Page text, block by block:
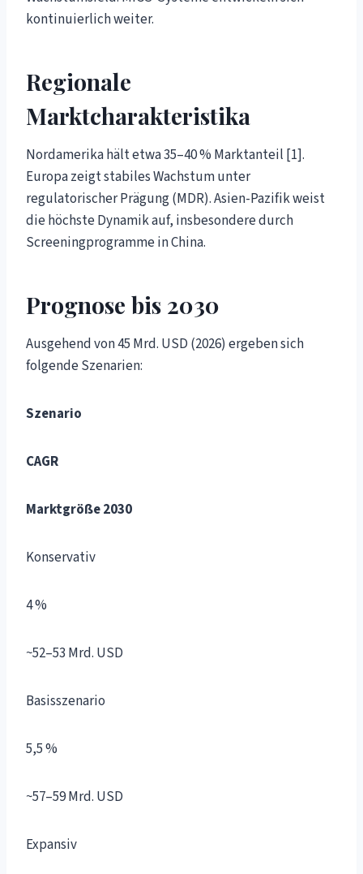
kontinuierlich weiter.
Regionale
Marktcharakteristika
Nordamerika hält etwa 35–40 % Marktanteil [1].
Europa zeigt stabiles Wachstum unter
regulatorischer Prägung (MDR). Asien-Pazifik weist
die höchste Dynamik auf, insbesondere durch
Screeningprogramme in China.
Prognose bis 2030
Ausgehend von 45 Mrd. USD (2026) ergeben sich
folgende Szenarien:
Szenario
CAGR
Marktgröße 2030
Konservativ
4 %
~52–53 Mrd. USD
Basisszenario
5,5 %
~57–59 Mrd. USD
Expansiv